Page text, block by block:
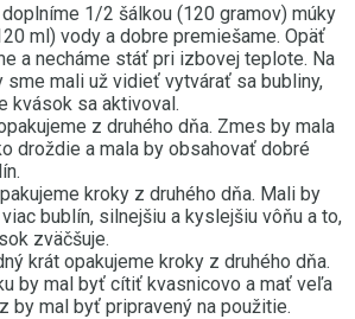
1/2 šálkou (120 gramov) múky
ml) vody a dobre premiešame. Opäť
a necháme stáť pri izbovej teplote. Na
sme mali už vidieť vytvárať sa bubliny,
kvások sa aktivoval.
z druhého dňa. Zmes by mala
droždie a mala by obsahovať dobré
kroky z druhého dňa. Mali by
bublín, silnejšiu a kyslejšiu vôňu a to,
zväčšuje.
krát opakujeme kroky z druhého dňa.
by mal byť cítiť kvasnicovo ​​a mať veľa
by mal byť pripravený na použitie.